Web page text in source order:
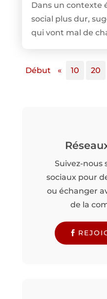
Dans un contexte
social plus dur,
qui vont mal de
Début « 10 20
Suivez-nous
sociaux pour
ou échanger
de la